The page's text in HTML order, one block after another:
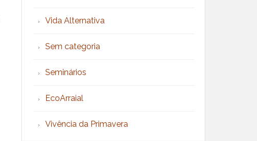
Vida Alternativa
Sem categoria
Seminários
EcoArraial
Vivência da Primavera